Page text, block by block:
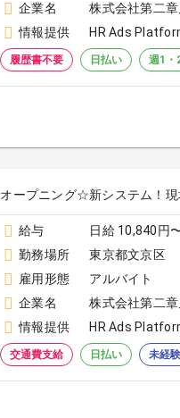
企業名
株式会社第二
情報提供
HR Ads
履歴書不要 日払い 週1・
オープニング☆新システム！
給与
日給 10,840円
勤務場所
東京都文京区
雇用形態
アルバイト
企業名
株式会社第二
情報提供
HR Ads
交通費支給 日払い 未経